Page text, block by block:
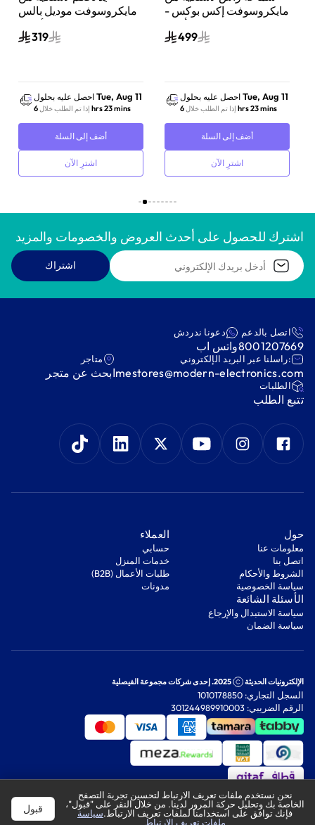
مايكروسوفت موديل بالس
سايفر لكونسول الألعاب
متوافقة مع إكس بوكس
319
احصل عليه بحلول Tue, Aug 11
إذا تم الطلب خلال 6 hrs 23 mins
أضف إلى السلة
اشترِ الآن
مايكروسوفت إكس بوكس ​​-
أسود
499
احصل عليه بحلول Tue, Aug 11
إذا تم الطلب خلال 6 hrs 23 mins
أضف إلى السلة
اشترِ الآن
اشترك للحصول على أحدث العروض والخصومات والمزيد
اشتراك
اتصل بالدعم
8001207669
دعونا ندردش
واتس اب
:راسلنا عبر البريد الإلكتروني
mestores@modern-electronics.com
متاجر
ابحث عن متجر
‫الطلبات‬
‫تتبع الطلب‬
‫حول‬
معلومات عنا
اتصل بنا
‫الشروط والأحكام‬
‫سياسة الخصوصية‬
‫العملاء‬
‫حسابي‬
‫خدمات المنزل‬
‫طلبات الأعمال (B2B)‬
مدونات
‫الأسئلة الشائعة‬
‫سياسة الاستبدال والإرجاع‬
‫سياسة الضمان‬
الإلكترونيات الحديثة 2025. إحدى شركات مجموعة الفيصلية
السجل التجاري: 1010178850
الرقم الضريبي: 301244989910003
نحن نستخدم ملفات تعريف الارتباط لتحسين تجربة التصفح
الخاصة بك وتحليل حركة المرور لدينا. من خلال النقر على "قبول"،
فإنك توافق على استخدامنا لملفات تعريف الارتباط.سياسة
ملفات تعريف الارتباط
قبول